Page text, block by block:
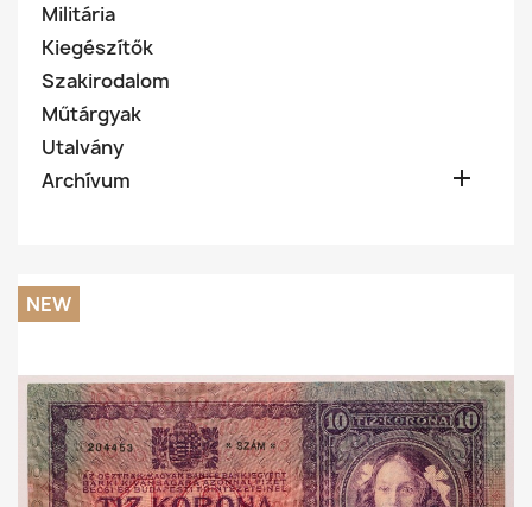
Militária
Kiegészítők
Szakirodalom
Műtárgyak
Utalvány
Archívum

NEW